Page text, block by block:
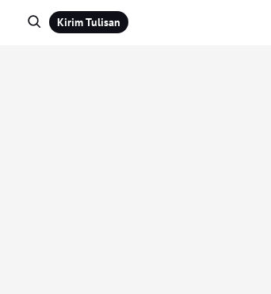
Kirim Tulisan